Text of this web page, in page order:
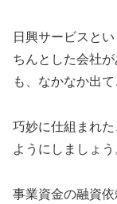
日興サービスと
ちんとした会社
も、なかなか出
巧妙に仕組まれ
ようにしましょう
事業資金の融資